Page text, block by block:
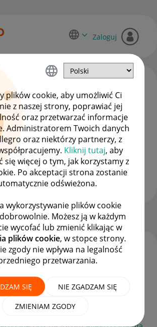
plików cookie, aby umożliwić Ci
z naszej strony, poprawiać jej
oraz przetwarzać informacje
Administratorem Twoich danych
oraz niektórzy partnerzy, z
Kliknij tutaj, aby
się więcej o tym, jak korzystamy z
Po akceptacji strona zostanie
odświeżona.
wykorzystywanie plików cookie
Możesz ją w każdym
wycofać lub zmienić klikając w
plików cookie, w stopce strony.
zgody nie wpływa na legalność
przetwarzania.
SIĘ NIE ZGADZAM SIĘ
ZMIENIAM ZGODY
Zaloguj
Matreaus
#7 Wielbiciel
OPCJE
Oferta dla powracających
na forum
:)‎10-03-2026 17:43